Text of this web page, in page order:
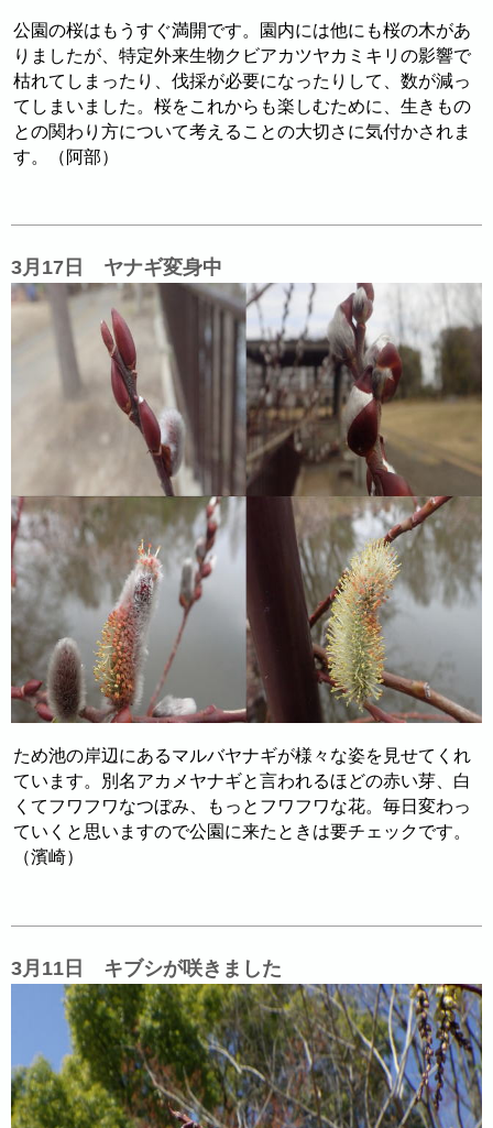
公園の桜はもうすぐ満開です。園内には他にも桜の木があ
りましたが、特定外来生物クビアカツヤカミキリの影響で
枯れてしまったり、伐採が必要になったりして、数が減っ
てしまいました。桜をこれからも楽しむために、生きもの
との関わり方について考えることの大切さに気付かされま
す。（阿部）
3月17日 ヤナギ変身中
ため池の岸辺にあるマルバヤナギが様々な姿を見せてくれ
ています。別名アカメヤナギと言われるほどの赤い芽、白
くてフワフワなつぼみ、もっとフワフワな花。毎日変わっ
ていくと思いますので公園に来たときは要チェックです。
（濱崎）
3月11日 キブシが咲きました